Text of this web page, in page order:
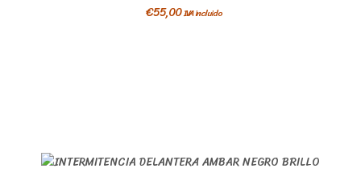
€55,00IVA incluido